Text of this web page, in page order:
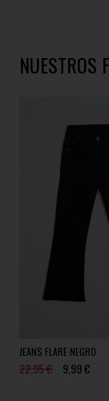
NUESTROS
JEANS FLARE NEGRO
22,95 € 9,99 €